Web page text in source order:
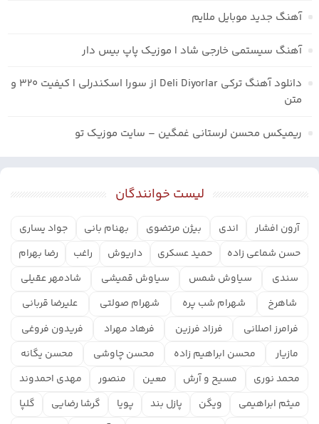
آهنگ جدید موبایل ملایم
آهنگ سیستمی خارجی شاد | موزیک پاپ بیس دار
دانلود آهنگ ترکی Deli Diyorlar از سورا اسکندرلی | کیفیت ۳۲۰ و
متن
ریمیکس محسن لرستانی غمگین – سایت موزیک تو
لیست خوانندگان
آرون افشار اندی بیژن مرتضوی بهنام بانی
جواد یساری
حسن شماعی زاده
حمید عسکری داریوش راغب
رضا بهرام
سندی
سیاوش شمس سیاوش قمیشی
شادمهر عقیلی
شاهرخ
شهرام شب پره شهرام صولتی
علیرضا قربانی
فرامرز اصلانی
فرزاد فرزین فرهاد مهراد
فریدون فروغی
مازیار
محسن ابراهیم زاده محسن چاوشی
محسن یگانه
محمد نوری
مسیح و آرش معین منصور
مهدی احمدوند
میثم ابراهیمی
ویگن پازل بند پویا گرشا رضایی
گلپا